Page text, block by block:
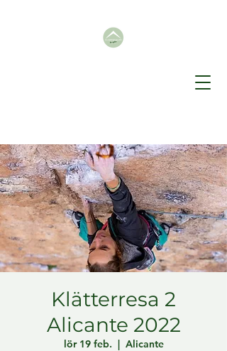
Klätterresa 2
Alicante 2022
lör 19 feb.
  |
Alicante